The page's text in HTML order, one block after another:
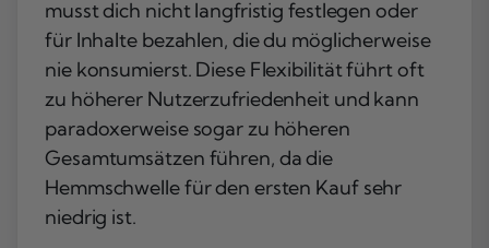
musst dich nicht langfristig festlegen oder
für Inhalte bezahlen, die du möglicherweise
nie konsumierst. Diese Flexibilität führt oft
zu höherer Nutzerzufriedenheit und kann
paradoxerweise sogar zu höheren
Gesamtumsätzen führen, da die
Hemmschwelle für den ersten Kauf sehr
niedrig ist.